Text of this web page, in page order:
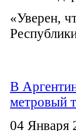
«Уверен,
В
метровый
04 Января